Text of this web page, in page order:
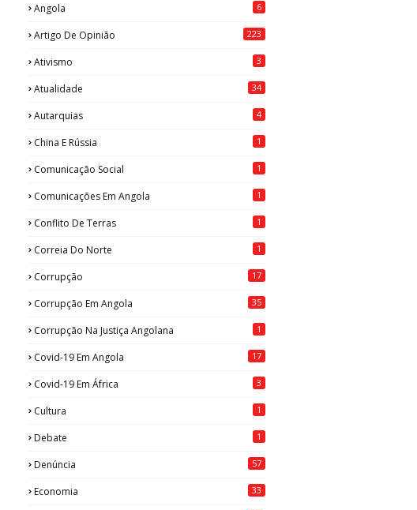
Angola 6
Artigo De Opinião 223
Ativismo 3
Atualidade 34
Autarquias 4
China E Rússia 1
Comunicação Social 1
Comunicações Em Angola 1
Conflito De Terras 1
Correia Do Norte 1
Corrupção 17
Corrupção Em Angola 35
Corrupção Na Justiça Angolana 1
Covid-19 Em Angola 17
Covid-19 Em África 3
Cultura 1
Debate 1
Denúncia 57
Economia 33